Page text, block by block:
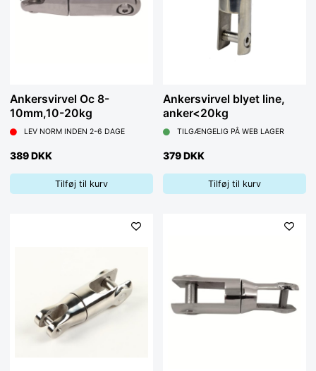
Ankersvirvel Oc 8-
10mm,10-20kg
LEV NORM INDEN 2-6 DAGE
389 DKK
Tilføj til kurv
Ankersvirvel blyet line,
anker<20kg
TILGÆNGELIG PÅ WEB LAGER
379 DKK
Tilføj til kurv